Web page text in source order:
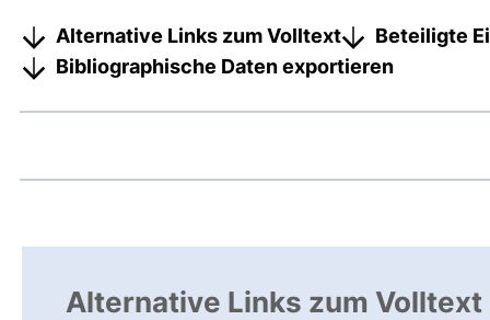
Alternative Links zum Volltext
Beteiligte
Bibliographische Daten exportieren
Alternative Links zum Volltext